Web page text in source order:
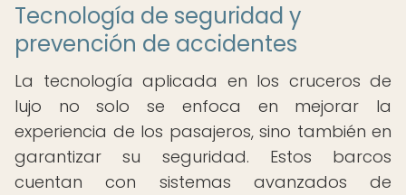
Tecnología de seguridad y
prevención de accidentes
La tecnología aplicada en los cruceros de
lujo no solo se enfoca en mejorar la
experiencia de los pasajeros, sino también en
garantizar su seguridad. Estos barcos
cuentan con sistemas avanzados de